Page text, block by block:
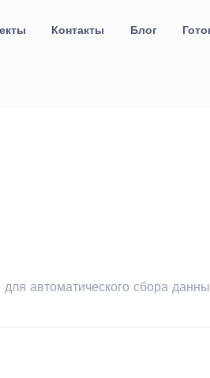
Контакты Блог
автоматического сбора